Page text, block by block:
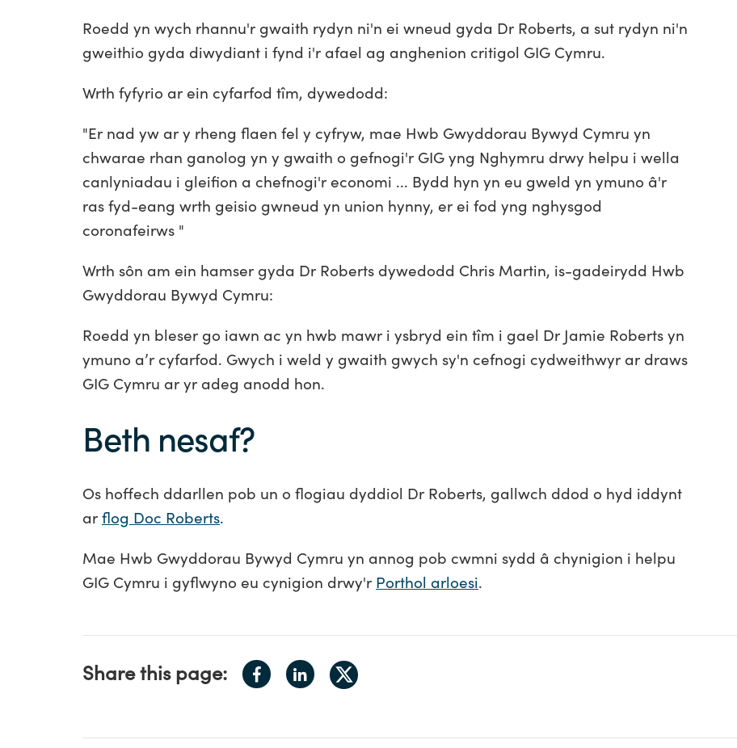
Roedd yn wych rhannu'r gwaith rydyn ni'n ei wneud gyda Dr Roberts, a sut rydyn ni'n
gweithio gyda diwydiant i fynd i'r afael ag anghenion critigol GIG Cymru.
Wrth fyfyrio ar ein cyfarfod tîm, dywedodd:
"Er nad yw ar y rheng flaen fel y cyfryw, mae Hwb Gwyddorau Bywyd Cymru yn
chwarae rhan ganolog yn y gwaith o gefnogi'r GIG yng Nghymru drwy helpu i wella
canlyniadau i gleifion a chefnogi'r economi ... Bydd hyn yn eu gweld yn ymuno â'r
ras fyd-eang wrth geisio gwneud yn union hynny, er ei fod yng nghysgod
coronafeirws "
Wrth sôn am ein hamser gyda Dr Roberts dywedodd Chris Martin, is-gadeirydd Hwb
Gwyddorau Bywyd Cymru:
Roedd yn bleser go iawn ac yn hwb mawr i ysbryd ein tîm i gael Dr Jamie Roberts yn
ymuno a’r cyfarfod. Gwych i weld y gwaith gwych sy'n cefnogi cydweithwyr ar draws
GIG Cymru ar yr adeg anodd hon.
Beth nesaf?
Os hoffech ddarllen pob un o flogiau dyddiol Dr Roberts, gallwch ddod o hyd iddynt
ar flog Doc Roberts.
Mae Hwb Gwyddorau Bywyd Cymru yn annog pob cwmni sydd â chynigion i helpu
GIG Cymru i gyflwyno eu cynigion drwy'r Porthol arloesi.
Share this page:
Share
on
Share
on
Share
on